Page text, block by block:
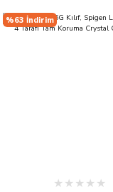
%63 İndirim